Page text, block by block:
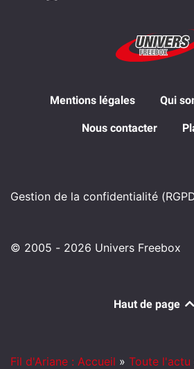
Mentions légales Qui
Nous contacter
Gestion de la confidentialité
© 2005 - 2026 Univers Freebox
Haut de page
Fil d'Ariane : Accueil » Toute l'actu